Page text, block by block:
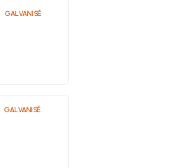
GALVANISÉ
GALVANISÉ